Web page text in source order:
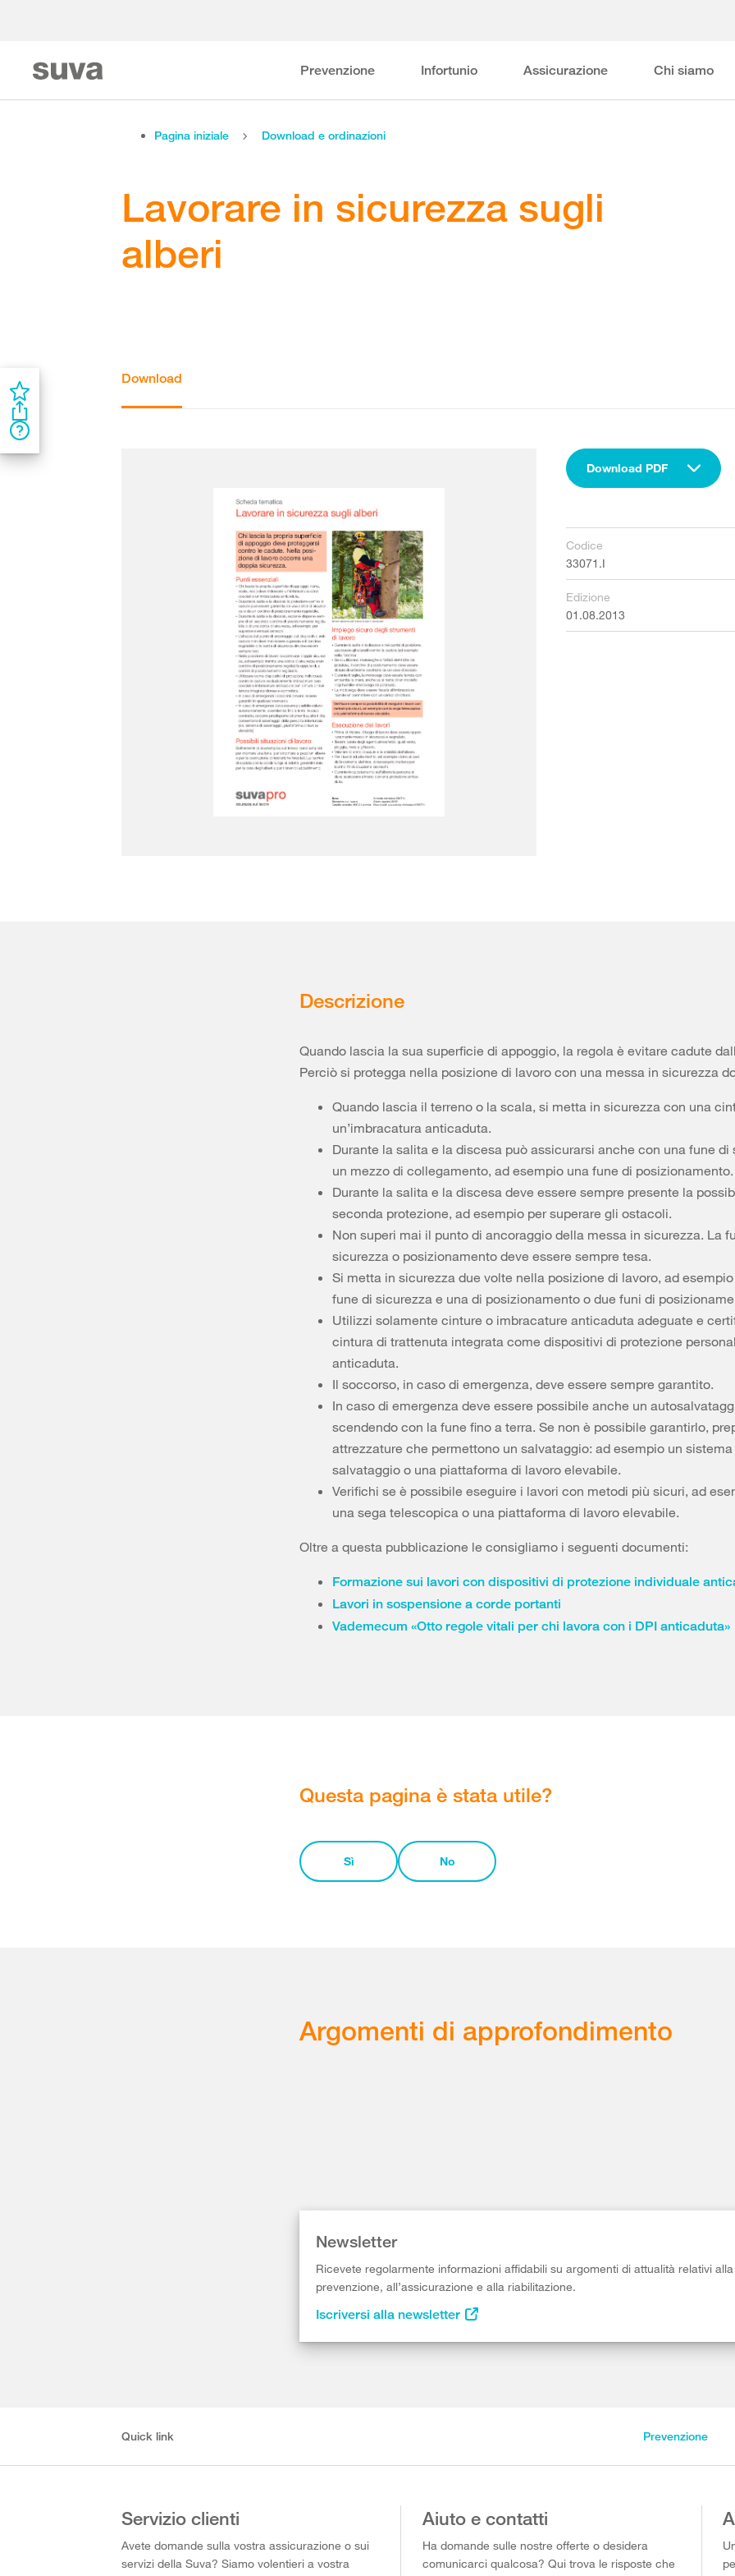
Prevenzione Infortunio Assicurazione Chi siamo
Pagina iniziale Download e ordinazioni
Lavorare in sicurezza sugli
alberi
Download
Download PDF
Codice
33071.I
Edizione
01.08.2013
Descrizione
Quando lascia la sua superficie di appoggio, la regola è evitare cadute
Perciò si protegga nella posizione di lavoro con una messa in sicurezza
Quando lascia il terreno o la scala, si metta in sicurezza con una
un’imbracatura anticaduta.
Durante la salita e la discesa può assicurarsi anche con una fune di
un mezzo di collegamento, ad esempio una fune di posizionamento.
Durante la salita e la discesa deve essere sempre presente la
seconda protezione, ad esempio per superare gli ostacoli.
Non superi mai il punto di ancoraggio della messa in sicurezza. La
sicurezza o posizionamento deve essere sempre tesa.
Si metta in sicurezza due volte nella posizione di lavoro, ad
fune di sicurezza e una di posizionamento o due funi di
Utilizzi solamente cinture o imbracature anticaduta adeguate e
cintura di trattenuta integrata come dispositivi di protezione
anticaduta.
Il soccorso, in caso di emergenza, deve essere sempre garantito.
In caso di emergenza deve essere possibile anche un
scendendo con la fune fino a terra. Se non è possibile garantirlo,
attrezzature che permettono un salvataggio: ad esempio un sistema
salvataggio o una piattaforma di lavoro elevabile.
Verifichi se è possibile eseguire i lavori con metodi più sicuri, ad
una sega telescopica o una piattaforma di lavoro elevabile.
Oltre a questa pubblicazione le consigliamo i seguenti documenti:
Formazione sui lavori con dispositivi di protezione individuale
Lavori in sospensione a corde portanti
Vademecum «Otto regole vitali per chi lavora con i DPI anticaduta»
Questa pagina è stata utile?
Sì No
Argomenti di approfondimento
Newsletter
Ricevete regolarmente informazioni affidabili su argomenti di attualità relativi alla
prevenzione, all’assicurazione e alla riabilitazione.
Iscriversi alla newsletter
Quick link Prevenzione
Servizio clienti
Avete domande sulla vostra assicurazione o sui
servizi della Suva? Siamo volentieri a vostra
Aiuto e contatti
Ha domande sulle nostre offerte o desidera
comunicarci qualcosa? Qui trova le risposte che